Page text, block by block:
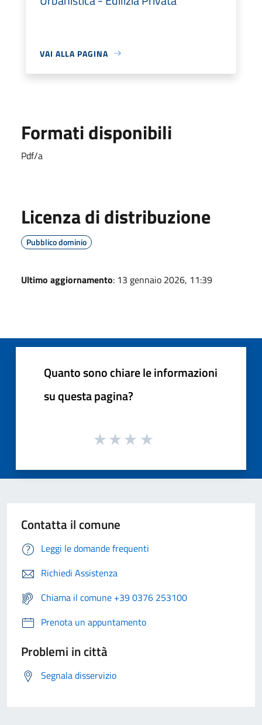
VAI ALLA PAGINA
Formati disponibili
Pdf/a
Licenza di distribuzione
Pubblico dominio
Ultimo aggiornamento: 13 gennaio 2026, 11:39
Quanto sono chiare le informazioni
su questa pagina?
Contatta il comune
Leggi le domande frequenti
Richiedi Assistenza
Chiama il comune +39 0376 253100
Prenota un appuntamento
Problemi in città
Segnala disservizio